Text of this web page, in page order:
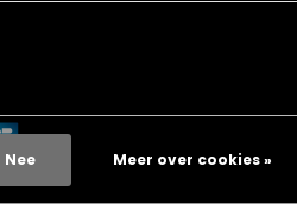
Nee Meer over cookies »